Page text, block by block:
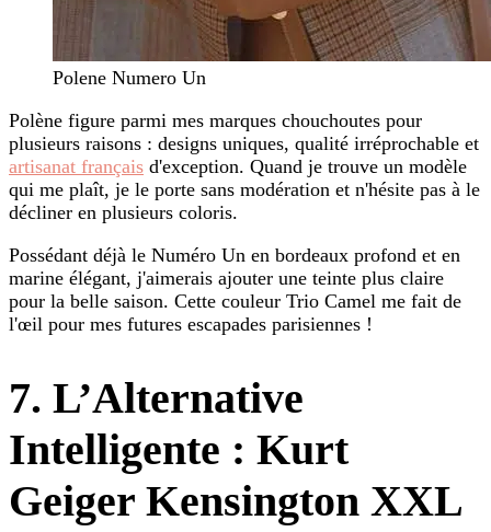
Polene Numero Un
Polène figure parmi mes marques chouchoutes pour
plusieurs raisons : designs uniques, qualité irréprochable et
artisanat français d'exception. Quand je trouve un modèle
qui me plaît, je le porte sans modération et n'hésite pas à le
décliner en plusieurs coloris.
Possédant déjà le Numéro Un en bordeaux profond et en
marine élégant, j'aimerais ajouter une teinte plus claire
pour la belle saison. Cette couleur Trio Camel me fait de
l'œil pour mes futures escapades parisiennes !
7. L’Alternative
Intelligente : Kurt
Geiger Kensington XXL